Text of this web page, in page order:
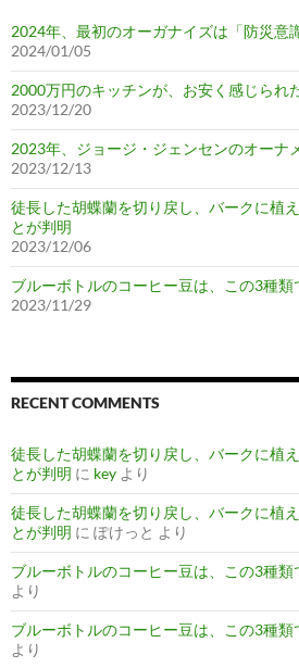
2024年、最初のオーガナイズは「防災意
2024/01/05
2000万円のキッチンが、お安く感じられ
2023/12/20
2023年、ジョージ・ジェンセンのオーナ
2023/12/13
徒長した胡蝶蘭を切り戻し、バークに植
とが判明
2023/12/06
ブルーボトルのコーヒー豆は、この3種類
2023/11/29
RECENT COMMENTS
徒長した胡蝶蘭を切り戻し、バークに植
とが判明 に key より
徒長した胡蝶蘭を切り戻し、バークに植
とが判明 に ぽけっと より
ブルーボトルのコーヒー豆は、この3種類
より
ブルーボトルのコーヒー豆は、この3種類
より